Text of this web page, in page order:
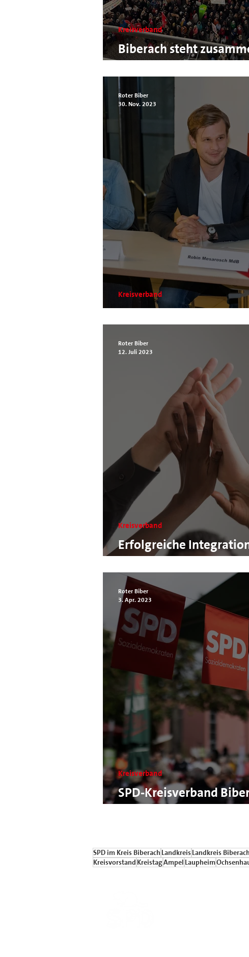
Biberach steht
jetzt!
Kreisverband
Fraktion vor Ort mit
Kreisverband
Roter Biber
30. Nov. 2023
Erfolgreiche
Unterstützung!
Kreisverband
Roter Biber
12. Juli 2023
SPD-Kreisverband
Kreisverband
Roter Biber
3. Apr. 2023
SPD im Kreis Biberach LandkreisLandkreis Biberach
Kreisvorstand KreistagAmpel Laupheim